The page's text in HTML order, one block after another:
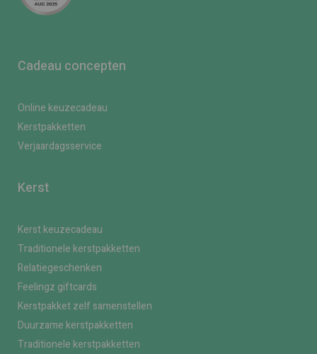
Cadeau concepten
Online keuzecadeau
Kerstpakketten
Verjaardagsservice
Kerst
Kerst keuzecadeau
Traditionele kerstpakketten
Relatiegeschenken
Feelingz giftcards
Kerstpakket zelf samenstellen
Duurzame kerstpakketten
Traditionele kerstpakketten